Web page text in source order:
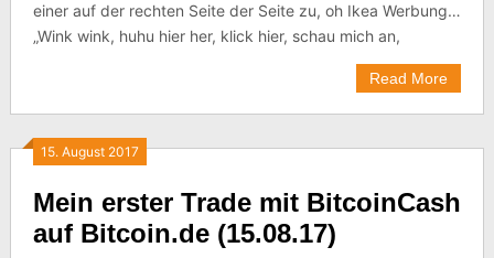
einer auf der rechten Seite der Seite zu, oh Ikea Werbung…
„Wink wink, huhu hier her, klick hier, schau mich an,
Read More
15. August 2017
Mein erster Trade mit BitcoinCash
auf Bitcoin.de (15.08.17)